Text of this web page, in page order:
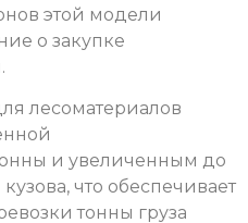
этой модели
о закупке
лесоматериалов
и увеличенным до
что обеспечивает
тонны груза